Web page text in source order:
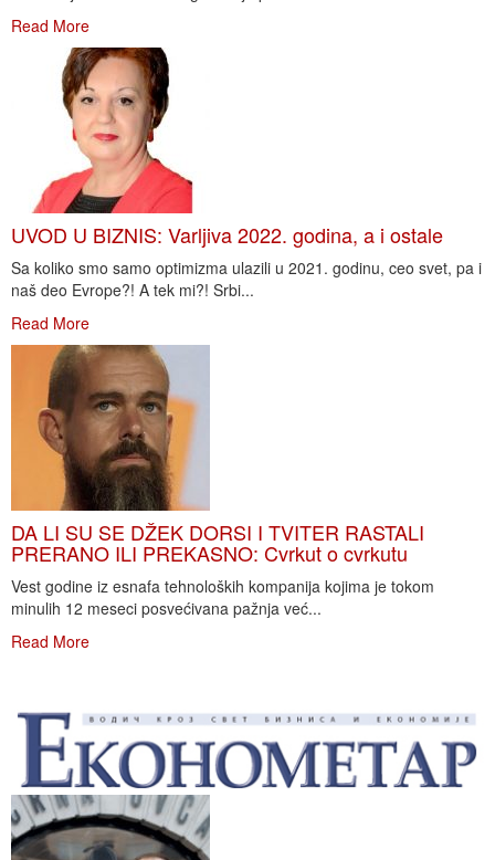
Read More
UVOD U BIZNIS: Varljiva 2022. godina, a i ostale
Sa koliko smo samo optimizma ulazili u 2021. godinu, ceo svet, pa i
naš deo Evrope?! A tek mi?! Srbi...
Read More
DA LI SU SE DŽEK DORSI I TVITER RASTALI
PRERANO ILI PREKASNO: Cvrkut o cvrkutu
Vest godine iz esnafa tehnoloških kompanija kojima je tokom
minulih 12 meseci posvećivana pažnja već...
Read More